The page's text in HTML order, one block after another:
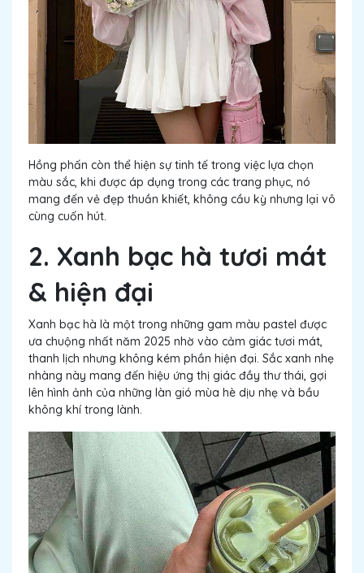
Hồng phấn còn thể hiện sự tinh tế trong việc lựa chọn
màu sắc, khi được áp dụng trong các trang phục, nó
mang đến vẻ đẹp thuần khiết, không cầu kỳ nhưng lại vô
cùng cuốn hút.
2. Xanh bạc hà tươi mát
& hiện đại
Xanh bạc hà là một trong những gam màu pastel được
ưa chuộng nhất năm 2025 nhờ vào cảm giác tươi mát,
thanh lịch nhưng không kém phần hiện đại. Sắc xanh nhẹ
nhàng này mang đến hiệu ứng thị giác đầy thư thái, gợi
lên hình ảnh của những làn gió mùa hè dịu nhẹ và bầu
không khí trong lành.